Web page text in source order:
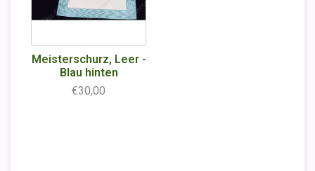
Meisterschurz, Leer -
Blau hinten
€30,00